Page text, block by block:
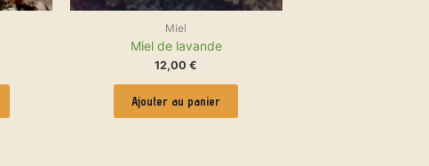
Miel
Miel de lavande
12,00€
Ajouter au panier